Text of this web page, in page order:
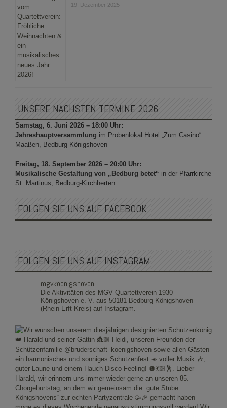
19. Dezember 2025
UNSERE NÄCHSTEN TERMINE 2026
Samstag, 6. Juni 2026 – 18:00 Uhr:
Jahreshauptversammlung im Probenlokal Hotel „Zum Casino“
Maaßen, Bedburg-Königshoven
Freitag, 18. September 2026 – 20:00 Uhr:
Musikalische Gestaltung von „Bedburg betet“ in der Pfarrkirche
St. Martinus, Bedburg-Kirchherten
FOLGEN SIE UNS AUF FACEBOOK
FOLGEN SIE UNS AUF INSTAGRAM
mgvkoenigshoven
Die Aktivitäten des MGV Quartettverein 1930
Königshoven e. V. aus 50181 Bedburg-Königshoven
(Rhein-Erft-Kreis) auf Instagram.